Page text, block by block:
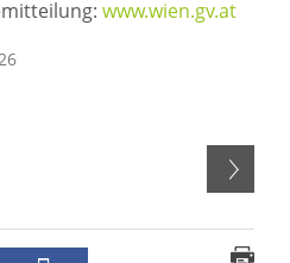
www.wien.gv.at